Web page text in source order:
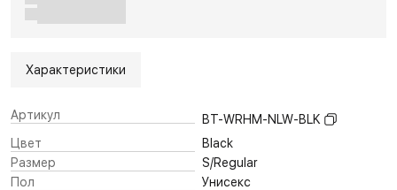
Характеристики
Артикул
BT-WRHM-NLW-BLK
Цвет
Black
Размер
S/Regular
Пол
Унисекс